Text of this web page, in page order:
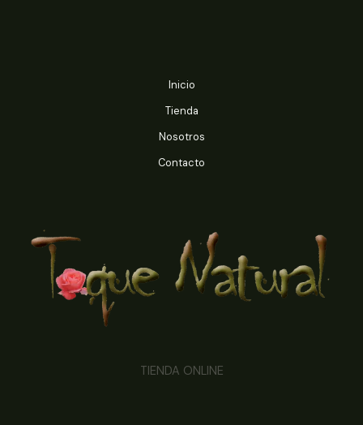
Inicio
Tienda
Nosotros
Contacto
TIENDA ONLINE